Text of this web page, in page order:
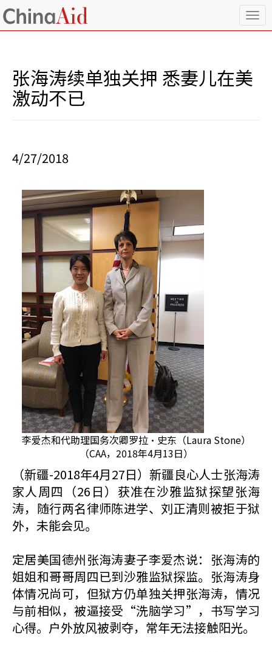
T
o
e
n
张海涛续单独关押 悉妻儿在美
激动不已
4/27/2018
李爱杰和代助理国务次卿罗拉·史东（Laura Stone）
（CAA，2018年4月13日）
（新疆-2018年4月27日）新疆良心人士张海涛
家人周四（26日）获准在沙雅监狱探望张海
涛，随行两名律师陈进学、刘正清则被拒于狱
外，未能会见。
定居美国德州张海涛妻子李爱杰说：张海涛的
姐姐和哥哥周四已到沙雅监狱探监。张海涛身
体情况尚可，但狱方仍单独关押张海涛，情况
与前相似，被逼接受“洗脑学习”，书写学习
心得。户外放风被剥夺，常年无法接触阳光。